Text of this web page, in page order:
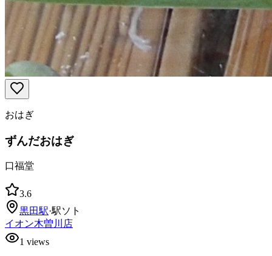
おはぎ
ずんだおはぎ
口福堂
3.6
黒田駅·駅ソト
イオン木曽川店
1 views